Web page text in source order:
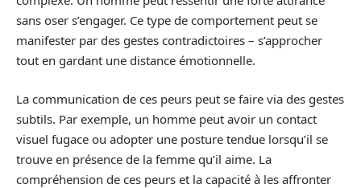
sans oser s’engager. Ce type de comportement peut se
manifester par des gestes contradictoires – s’approcher
tout en gardant une distance émotionnelle.
La communication de ces peurs peut se faire via des gestes
subtils. Par exemple, un homme peut avoir un contact
visuel fugace ou adopter une posture tendue lorsqu’il se
trouve en présence de la femme qu’il aime. La
compréhension de ces peurs et la capacité à les affronter